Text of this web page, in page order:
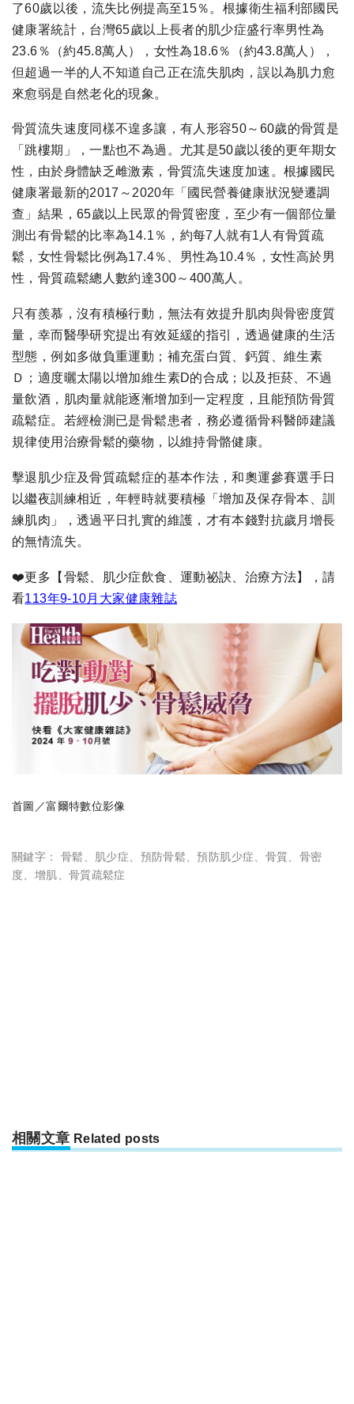
了60歲以後，流失比例提高至15％。根據衛生福利部國民
健康署統計，台灣65歲以上長者的肌少症盛行率男性為
23.6％（約45.8萬人），女性為18.6％（約43.8萬人），
但超過一半的人不知道自己正在流失肌肉，誤以為肌力愈
來愈弱是自然老化的現象。
骨質流失速度同樣不遑多讓，有人形容50～60歲的骨質是
「跳樓期」，一點也不為過。尤其是50歲以後的更年期女
性，由於身體缺乏雌激素，骨質流失速度加速。根據國民
健康署最新的2017～2020年「國民營養健康狀況變遷調
查」結果，65歲以上民眾的骨質密度，至少有一個部位量
測出有骨鬆的比率為14.1％，約每7人就有1人有骨質疏
鬆，女性骨鬆比例為17.4％、男性為10.4％，女性高於男
性，骨質疏鬆總人數約達300～400萬人。
只有羨慕，沒有積極行動，無法有效提升肌肉與骨密度質
量，幸而醫學研究提出有效延緩的指引，透過健康的生活
型態，例如多做負重運動；補充蛋白質、鈣質、維生素
Ｄ；適度曬太陽以增加維生素D的合成；以及拒菸、不過
量飲酒，肌肉量就能逐漸增加到一定程度，且能預防骨質
疏鬆症。若經檢測已是骨鬆患者，務必遵循骨科醫師建議
規律使用治療骨鬆的藥物，以維持骨骼健康。
擊退肌少症及骨質疏鬆症的基本作法，和奧運參賽選手日
以繼夜訓練相近，年輕時就要積極「增加及保存骨本、訓
練肌肉」，透過平日扎實的維護，才有本錢對抗歲月增長
的無情流失。
❤️更多【骨鬆、肌少症飲食、運動祕訣、治療方法】，請
看113年9-10月大家健康雜誌
首圖／富爾特數位影像
關鍵字： 骨鬆 肌少症 預防骨鬆 、預防肌少症 骨質
骨密
度
增肌 骨質疏鬆症
相關文章 Related posts